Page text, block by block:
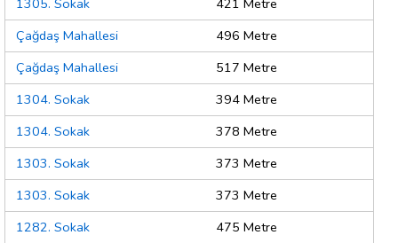
1305. Sokak
421 Metre
Çağdaş Mahallesi
496 Metre
Çağdaş Mahallesi
517 Metre
1304. Sokak
394 Metre
1304. Sokak
378 Metre
1303. Sokak
373 Metre
1303. Sokak
373 Metre
1282. Sokak
475 Metre